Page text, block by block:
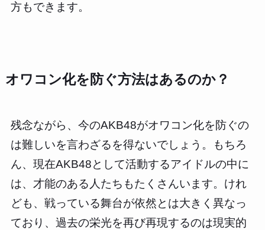
方もできます。
オワコン化を防ぐ方法はあるのか？
残念ながら、今のAKB48がオワコン化を防ぐの
は難しいを言わざるを得ないでしょう。もちろ
ん、現在AKB48として活動するアイドルの中に
は、才能のある人たちもたくさんいます。けれ
ども、戦っている舞台が依然とは大きく異なっ
ており、過去の栄光を再び再現するのは現実的